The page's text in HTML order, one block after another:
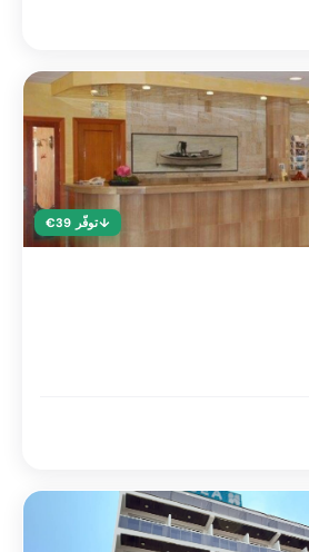
↓توفّر 39
€